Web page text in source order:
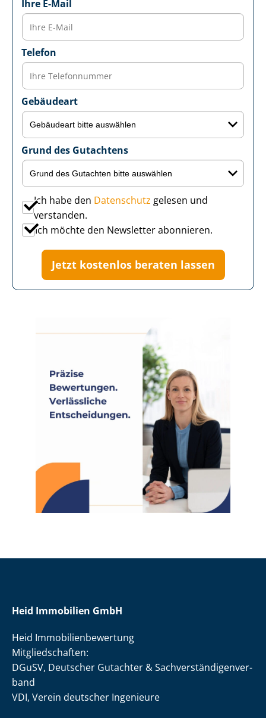
Ihre E-Mail
Telefon
Gebäudeart
Grund des Gutachtens
Ich habe den Datenschutz gelesen und
verstanden.
Ich möchte den Newsletter abonnieren.
Jetzt kostenlos beraten lassen
Heid Immobilien GmbH
Heid Im­mo­bi­li­en­be­wer­tung
Mit­glied­schaf­ten:
DGuSV, Deutscher Gutachter & Sach­ver­stän­di­gen­ver­
band
VDI, Verein deutscher Ingenieure